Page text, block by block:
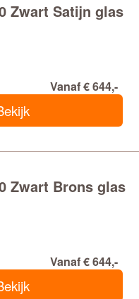
Zwart Satijn glas
Vanaf € 644,-
Zwart Brons glas
Vanaf € 644,-